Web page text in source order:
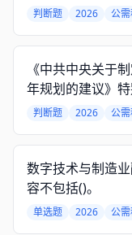
判断题 2026 公需
《中共中央关于
年规划的建议》
题。
判断题 2026 公需
数字技术与制造
容不包括()。
单选题 2026 公需